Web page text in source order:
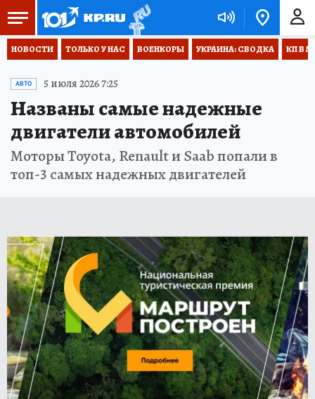
НОВОСТИ ТОЛЬКО У НАС ВОЕНКОРЫ УКРАИНА: СВОДКА КП В
АВТО 5 июля 2026 7:25
Названы самые надежные
двигатели автомобилей
Моторы Toyota, Renault и Saab попали в
топ-3 самых надежных двигателей